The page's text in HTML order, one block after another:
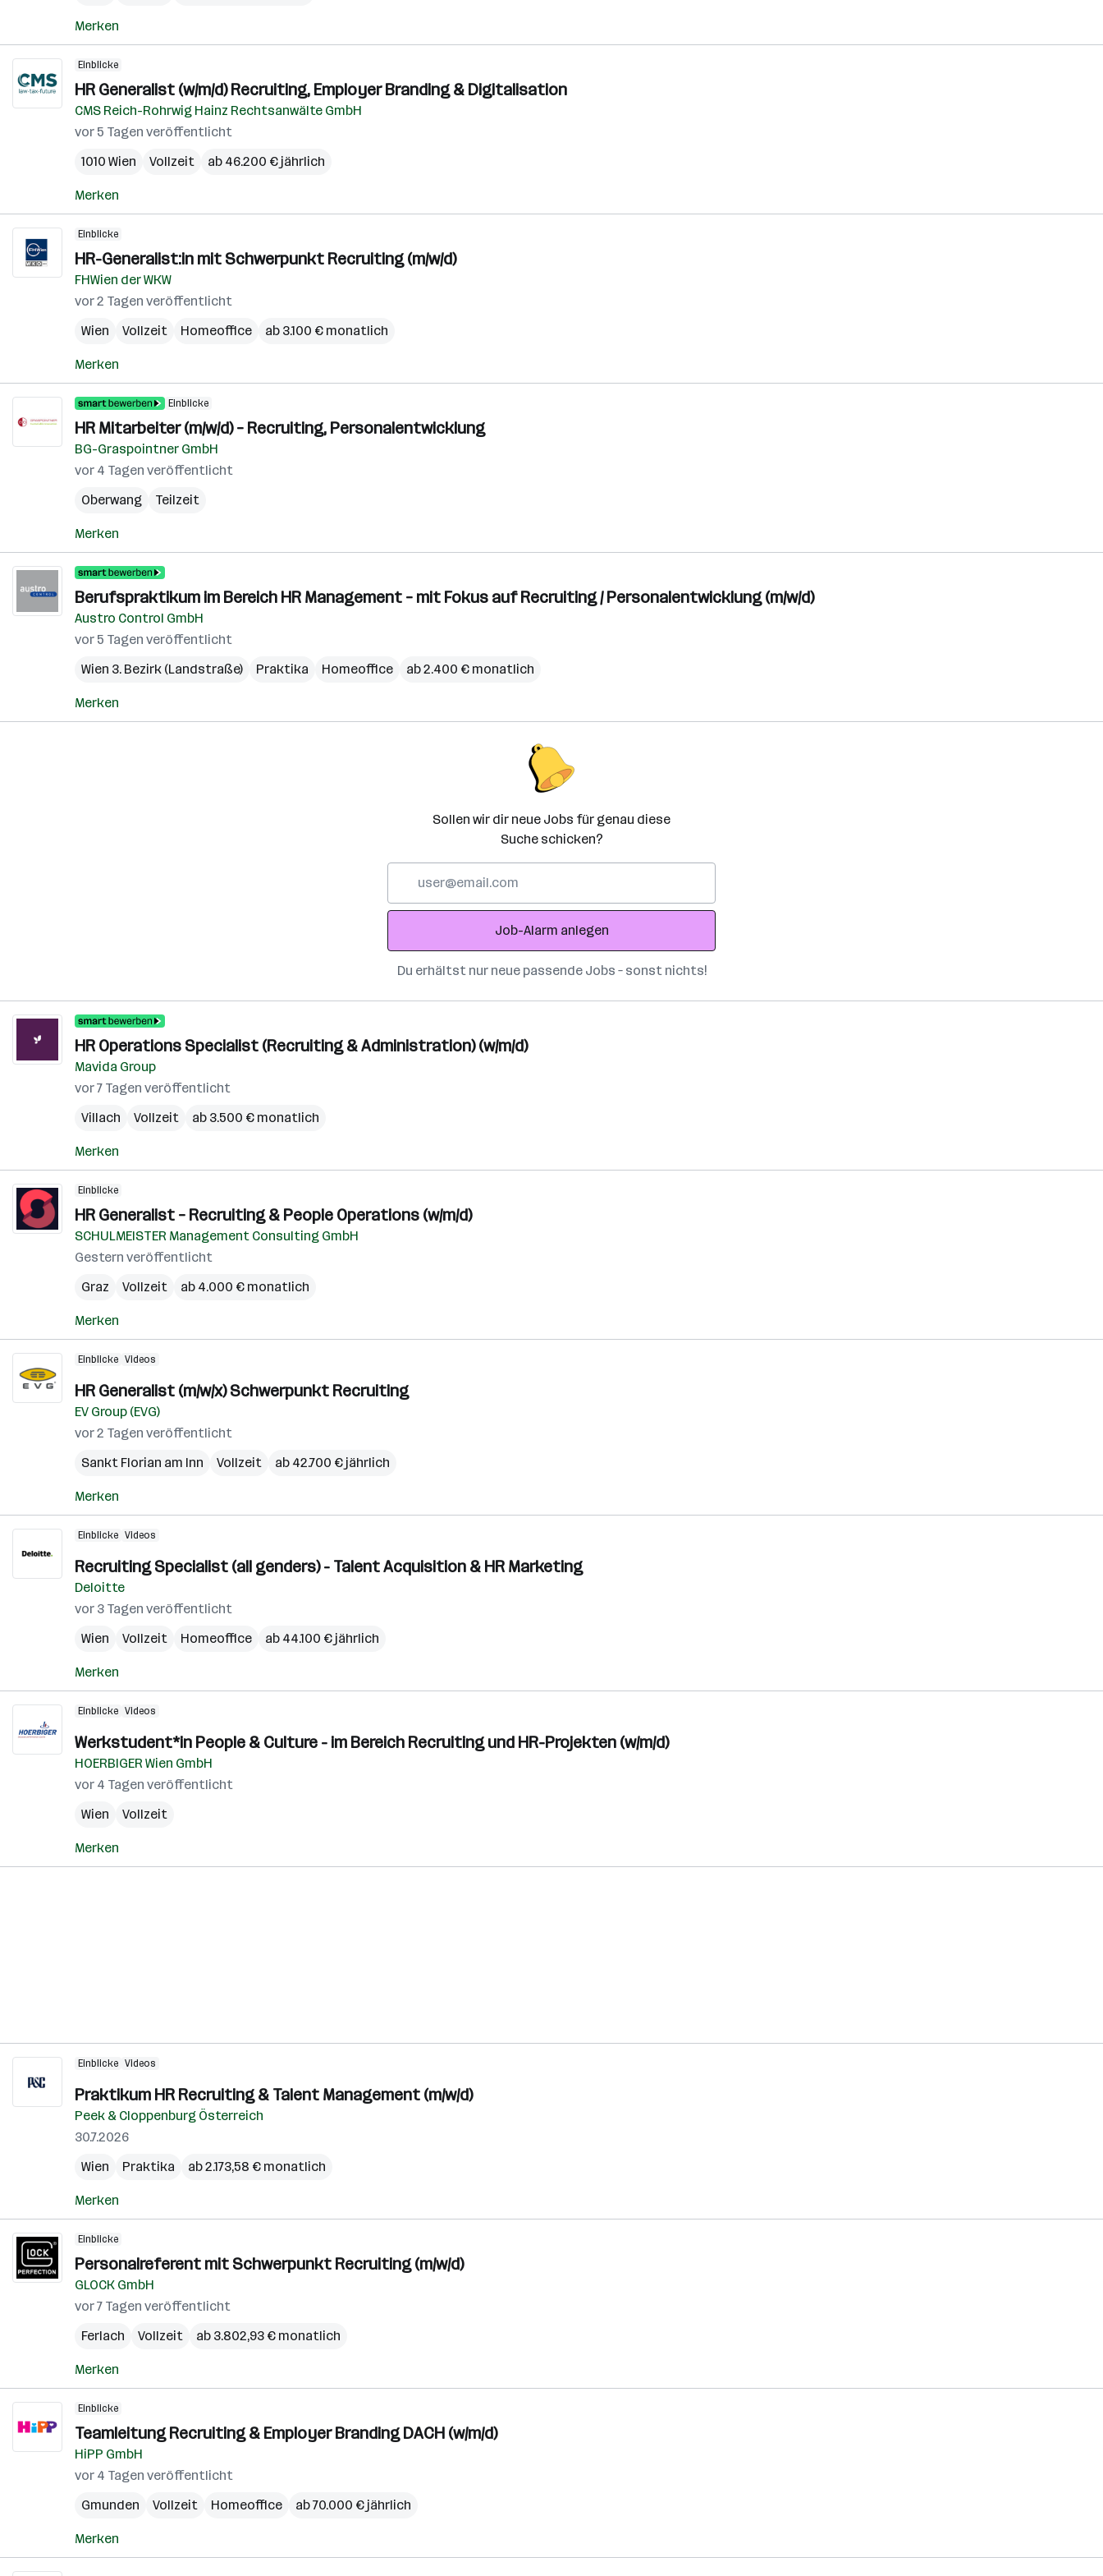
Merken
Einblicke
HR Generalist (w/m/d) Recruiting, Employer Branding & Digitalisation
CMS Reich-Rohrwig Hainz Rechtsanwälte GmbH
vor 5 Tagen veröffentlicht
1010 Wien
Vollzeit ab 46.200 € jährlich
Merken
Einblicke
HR-Generalist:in mit Schwerpunkt Recruiting (m/w/d)
FHWien der WKW
vor 2 Tagen veröffentlicht
Wien
Vollzeit Homeoffice ab 3.100 € monatlich
Merken
Einblicke
HR Mitarbeiter (m/w/d) – Recruiting, Personalentwicklung
BG-Graspointner GmbH
vor 4 Tagen veröffentlicht
Oberwang
Teilzeit
Merken
Berufspraktikum im Bereich HR Management – mit Fokus auf Recruiting / Personalentwicklung (m/w/d)
Austro Control GmbH
vor 5 Tagen veröffentlicht
Wien 3. Bezirk (Landstraße)
Praktika Homeoffice ab 2.400 € monatlich
Merken
Sollen wir dir neue Jobs für genau diese
Suche schicken?
Adresse
Job-Alarm anlegen
Du erhältst nur neue passende Jobs – sonst nichts!
HR Operations Specialist (Recruiting & Administration) (w/m/d)
Mavida Group
vor 7 Tagen veröffentlicht
Villach
Vollzeit ab 3.500 € monatlich
Merken
Einblicke
HR Generalist – Recruiting & People Operations (w/m/d)
SCHULMEISTER Management Consulting GmbH
Gestern veröffentlicht
Graz
Vollzeit ab 4.000 € monatlich
Merken
Einblicke Videos
HR Generalist (m/w/x) Schwerpunkt Recruiting
EV Group (EVG)
vor 2 Tagen veröffentlicht
Sankt Florian am Inn
Vollzeit ab 42.700 € jährlich
Merken
Einblicke Videos
Recruiting Specialist (all genders) - Talent Acquisition & HR Marketing
Deloitte
vor 3 Tagen veröffentlicht
Wien
Vollzeit Homeoffice ab 44.100 € jährlich
Merken
Einblicke Videos
Werkstudent*in People & Culture - im Bereich Recruiting und HR-Projekten (w/m/d)
HOERBIGER Wien GmbH
vor 4 Tagen veröffentlicht
Wien
Vollzeit
Merken
Einblicke Videos
Praktikum HR Recruiting & Talent Management (m/w/d)
Peek & Cloppenburg Österreich
30.7.2026
Wien
Praktika ab 2.173,58 € monatlich
Merken
Einblicke
Personalreferent mit Schwerpunkt Recruiting (m/w/d)
GLOCK GmbH
vor 7 Tagen veröffentlicht
Ferlach
Vollzeit ab 3.802,93 € monatlich
Merken
Einblicke
Teamleitung Recruiting & Employer Branding DACH (w/m/d)
HiPP GmbH
vor 4 Tagen veröffentlicht
Gmunden
Vollzeit Homeoffice ab 70.000 € jährlich
Merken